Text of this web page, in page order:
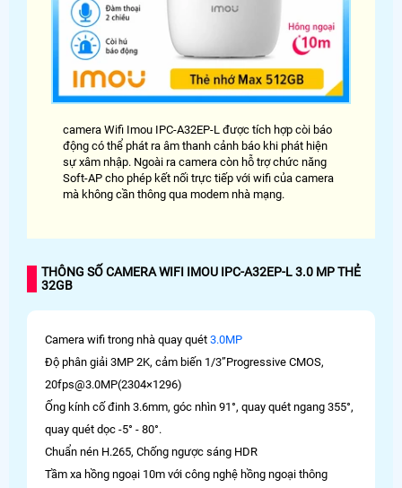
camera Wifi Imou IPC-A32EP-L được tích hợp còi báo
động có thể phát ra âm thanh cảnh báo khi phát hiện
sự xâm nhập. Ngoài ra camera còn hỗ trợ chức năng
Soft-AP cho phép kết nối trực tiếp với wifi của camera
mà không cần thông qua modem nhà mạng.
THÔNG SỐ CAMERA WIFI IMOU IPC-A32EP-L 3.0 MP THẺ
32GB
Camera wifi trong nhà quay quét 3.0MP
Độ phân giải 3MP 2K, cảm biến 1/3”Progressive CMOS,
20fps@3.0MP(2304×1296)
Ống kính cố đinh 3.6mm, góc nhìn 91°, quay quét ngang 355°,
quay quét dọc -5° - 80°.
Chuẩn nén H.265, Chống ngược sáng HDR
Tầm xa hồng ngoại 10m với công nghệ hồng ngoại thông